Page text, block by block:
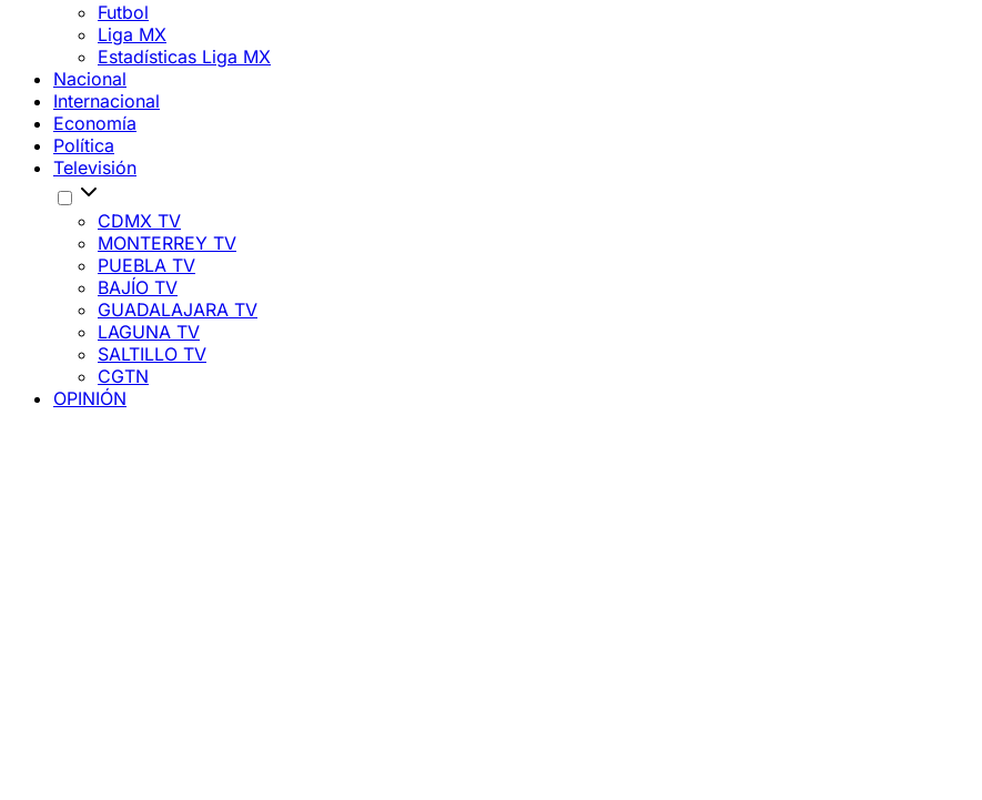
Futbol
Liga MX
Estadísticas Liga MX
Nacional
Internacional
Economía
Política
Televisión
CDMX TV
MONTERREY TV
PUEBLA TV
BAJÍO TV
GUADALAJARA TV
LAGUNA TV
SALTILLO TV
CGTN
OPINIÓN